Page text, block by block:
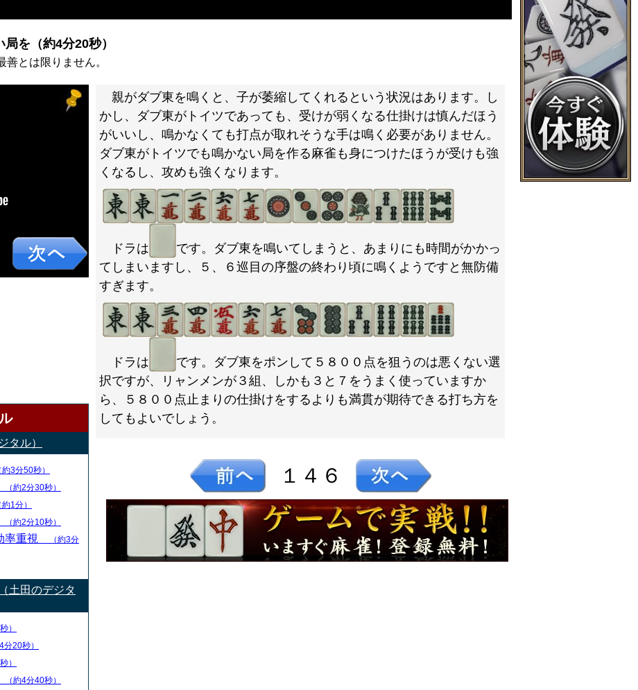
を（約4分20秒）
とは限りません。
タル）
約3分50秒）
（約2分30秒）
約1分）
（約2分10秒）
率重視
（約3分
土田のデジタ
）
分20秒）
）
（約4分40秒）
親がダブ東を鳴くと、子が萎縮してくれるという状況はあります。し
かし、ダブ東がトイツであっても、受けが弱くなる仕掛けは慎んだほう
がいいし、鳴かなくても打点が取れそうな手は鳴く必要がありません。
ダブ東がトイツでも鳴かない局を作る麻雀も身につけたほうが受けも強
くなるし、攻めも強くなります。
ドラは
です。ダブ東を鳴いてしまうと、あまりにも時間がかかっ
てしまいますし、５、６巡目の序盤の終わり頃に鳴くようですと無防備
すぎます。
ドラは
です。ダブ東をポンして５８００点を狙うのは悪くない選
択ですが、リャンメンが３組、しかも３と７をうまく使っていますか
ら、５８００点止まりの仕掛けをするよりも満貫が期待できる打ち方を
してもよいでしょう。
１４６